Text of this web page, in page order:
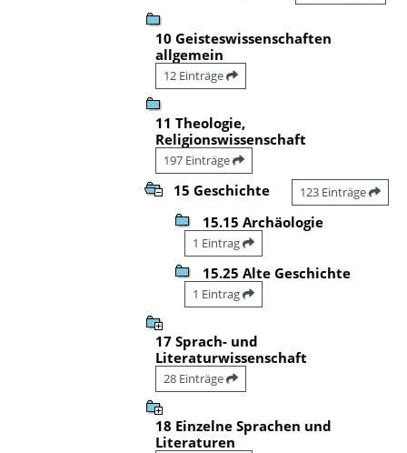
10 Geisteswissenschaften
allgemein
12 Einträge
11 Theologie,
Religionswissenschaft
197 Einträge
15 Geschichte 123 Einträge
15.15 Archäologie
1 Eintrag
15.25 Alte Geschichte
1 Eintrag
17 Sprach- und
Literaturwissenschaft
28 Einträge
18 Einzelne Sprachen und
Literaturen